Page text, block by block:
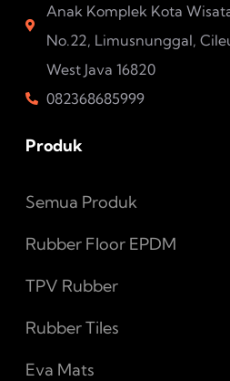
Anak Komplek Kota
No.22, Limusnunggal,
West Java 16820
082368685999
Produk
Semua Produk
Rubber Floor EPDM
TPV Rubber
Rubber Tiles
Eva Mats